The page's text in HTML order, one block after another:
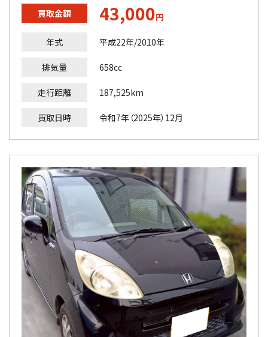
買取金額 43,000円
年式 平成22年/2010年
排気量 658cc
走行距離 187,525km
買取日時 令和7年（2025年）12月